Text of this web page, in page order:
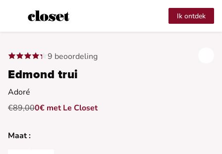
Ik ontdek
9 beoordeling
Edmond trui
Adoré
€89,000€ met Le Closet
Maat :